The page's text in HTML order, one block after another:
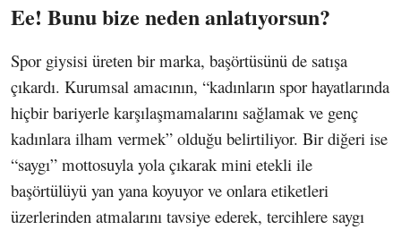
Ee! Bunu bize neden anlatıyorsun?
Spor giysisi üreten bir marka, başörtüsünü de satışa
çıkardı. Kurumsal amacının, “kadınların spor hayatlarında
hiçbir bariyerle karşılaşmamalarını sağlamak ve genç
kadınlara ilham vermek” olduğu belirtiliyor. Bir diğeri ise
“saygı” mottosuyla yola çıkarak mini etekli ile
başörtülüyü yan yana koyuyor ve onlara etiketleri
üzerlerinden atmalarını tavsiye ederek, tercihlere saygı